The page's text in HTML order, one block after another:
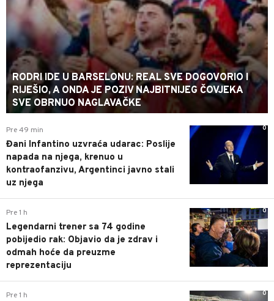
RODRI IDE U BARSELONU: REAL SVE DOGOVORIO I
RIJEŠIO, A ONDA JE POZIV NAJBITNIJEG ČOVJEKA
SVE OBRNUO NAGLAVAČKE
0
Pre 49 min
Đani Infantino uzvraća udarac: Poslije
napada na njega, krenuo u
kontraofanzivu, Argentinci javno stali
uz njega
0
Pre 1 h
Legendarni trener sa 74 godine
pobijedio rak: Objavio da je zdrav i
odmah hoće da preuzme
reprezentaciju
0
Pre 1 h